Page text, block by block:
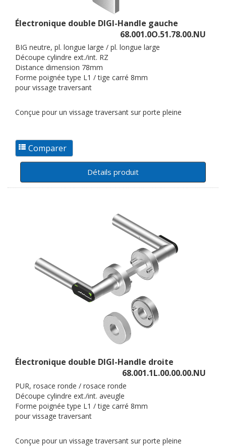
Électronique double DIGI-Handle gauche
68.001.0O.51.78.00.NU
BIG neutre, pl. longue large / pl. longue large
Découpe cylindre ext./int. RZ
Distance dimension 78mm
Forme poignée type L1 / tige carré 8mm
pour vissage traversant
Conçue pour un vissage traversant sur porte pleine
Détails produit
Électronique double DIGI-Handle droite
68.001.1L.00.00.00.NU
PUR, rosace ronde / rosace ronde
Découpe cylindre ext./int. aveugle
Forme poignée type L1 / tige carré 8mm
pour vissage traversant
Conçue pour un vissage traversant sur porte pleine